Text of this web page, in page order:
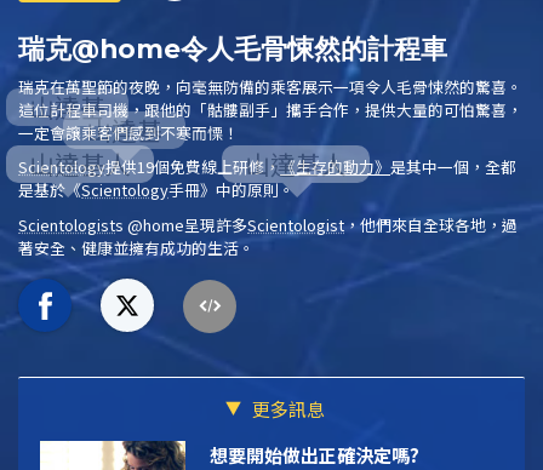
瑞克@home令人毛骨悚然的計程車
瑞克在萬聖節的夜晚，向毫無防備的乘客展示一項令人毛骨悚然的驚喜。
這位計程車司機，跟他的「骷髏副手」攜手合作，提供大量的可怕驚喜，
一定會讓乘客們感到不寒而慄！
Scientology提供19個免費線上研修，《生存的動力》 是其中一個，全都
是基於《Scientology手冊》 中的原則。
Scientologists @home呈現許多Scientologist ，他們來自全球各地，過
著安全、健康並擁有成功的生活。
更多訊息
想要開始做出正確決定嗎?